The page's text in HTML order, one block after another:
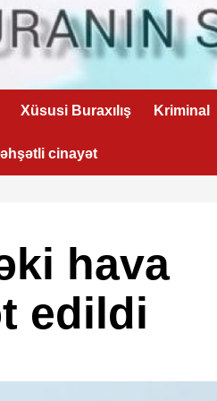
Xüsusi Buraxılış Kriminal
cinayət
hava
edildi